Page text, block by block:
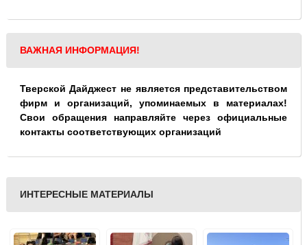
ВАЖНАЯ ИНФОРМАЦИЯ!
Тверской Дайджест не является представительством
фирм и организаций, упоминаемых в материалах!
Свои обращения направляйте через официальные
контакты соответствующих организаций
ИНТЕРЕСНЫЕ МАТЕРИАЛЫ